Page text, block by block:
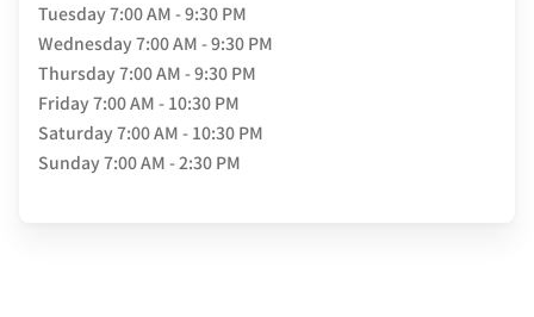
Tuesday7:00 AM - 9:30 PM
Wednesday7:00 AM - 9:30 PM
Thursday7:00 AM - 9:30 PM
Friday7:00 AM - 10:30 PM
Saturday7:00 AM - 10:30 PM
Sunday7:00 AM - 2:30 PM